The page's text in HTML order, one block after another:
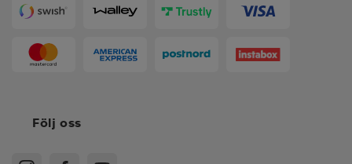
Följ oss